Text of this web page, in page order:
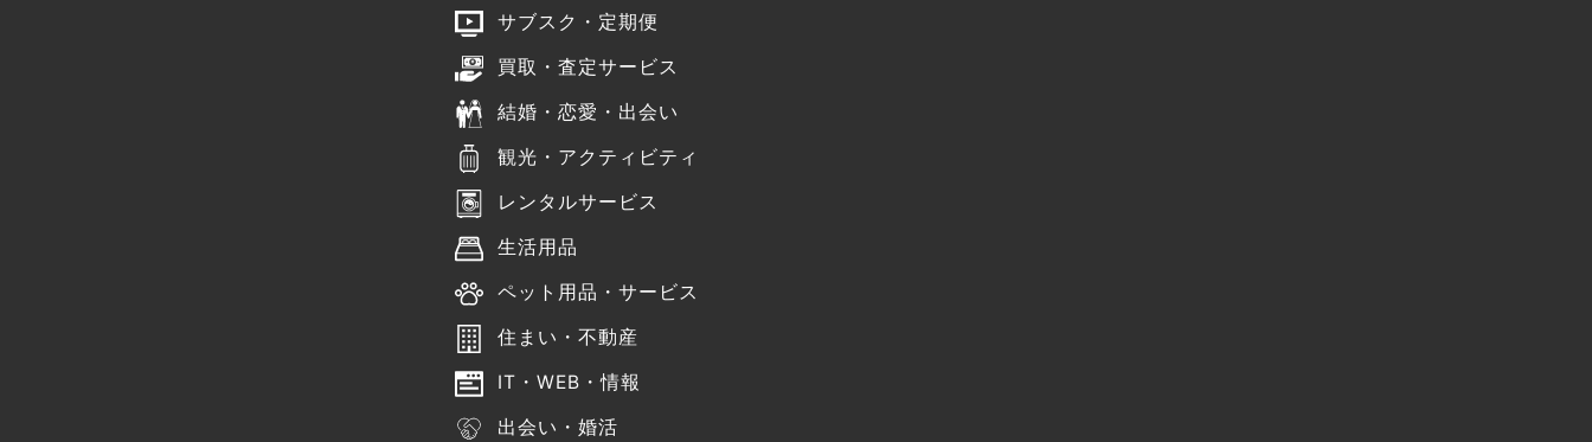
サブスク・定期便
買取・査定サービス
結婚・恋愛・出会い
観光・アクティビティ
レンタルサービス
生活用品
ペット用品・サービス
住まい・不動産
IT・WEB・情報
出会い・婚活